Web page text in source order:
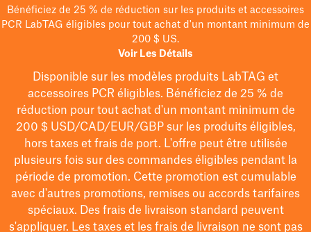
Bénéficiez de 25 % de réduction sur les produits et accessoires
PCR LabTAG éligibles pour tout achat d'un montant minimum de
200 $ US.
Voir Les Détails
Disponible sur les modèles produits LabTAG et
accessoires PCR éligibles. Bénéficiez de 25 % de
réduction pour tout achat d'un montant minimum de
200 $USD/CAD/EUR/GBPsur les produits éligibles,
hors taxes et frais de port. L'offre peut être utilisée
plusieurs fois sur des commandes éligibles pendant la
période de promotion. Cette promotion est cumulable
avec d'autres promotions, remises ou accords tarifaires
spéciaux. Des frais de livraison standard peuvent
s'appliquer. Les taxes et les frais de livraison ne sont pas